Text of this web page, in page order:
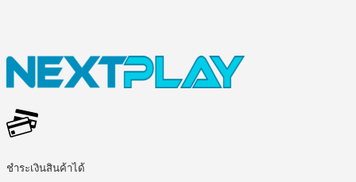
ชำระเงินสินค้าได้